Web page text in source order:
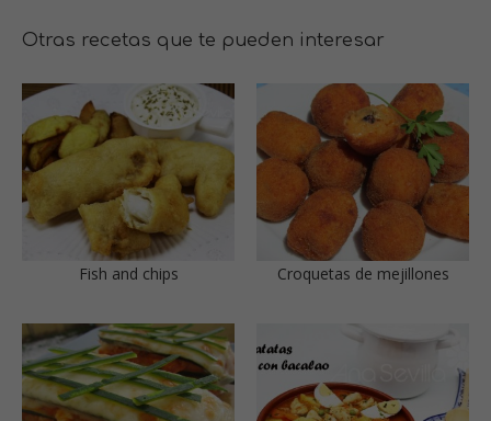
Otras recetas que te pueden interesar
Fish and chips Croquetas de mejillones